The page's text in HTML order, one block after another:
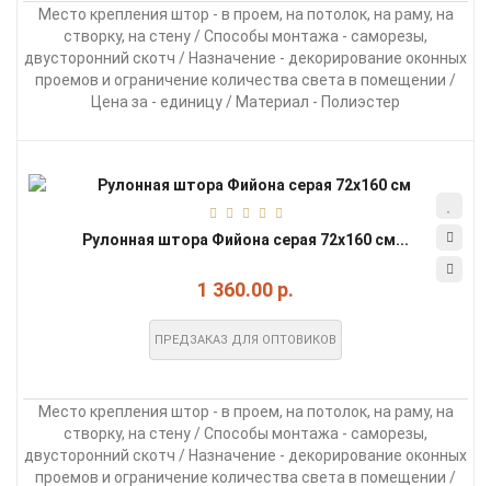
Место крепления штор - в проем, на потолок, на раму, на
створку, на стену / Способы монтажа - саморезы,
двусторонний скотч / Назначение - декорирование оконных
проемов и ограничение количества света в помещении /
Цена за - единицу / Материал - Полиэстер
Рулонная штора Фийона серая 72х160 см...
1 360.00 р.
ПРЕДЗАКАЗ ДЛЯ ОПТОВИКОВ
Место крепления штор - в проем, на потолок, на раму, на
створку, на стену / Способы монтажа - саморезы,
двусторонний скотч / Назначение - декорирование оконных
проемов и ограничение количества света в помещении /